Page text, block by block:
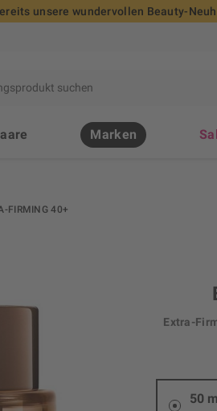
unsere wundervollen Beauty-
Marken
FIRMING 40+
Extra-
50